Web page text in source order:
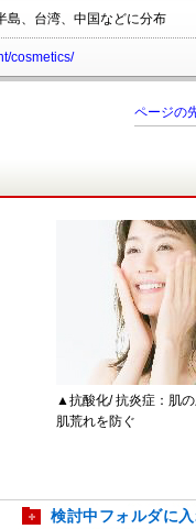
島、台湾、中国などに分布
cosmetics/
ページの
▲抗酸化/ 抗炎症：肌の
肌荒れを防ぐ
検討中フォルダに